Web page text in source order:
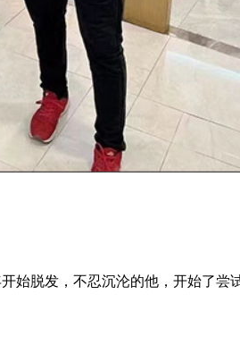
始脱发，不忍沉沦的他，开始了尝